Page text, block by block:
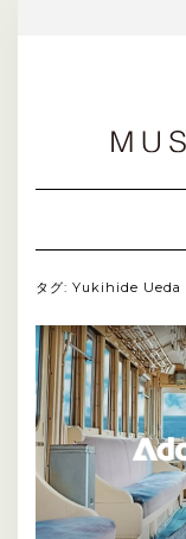
タグ: Yukihide Ueda